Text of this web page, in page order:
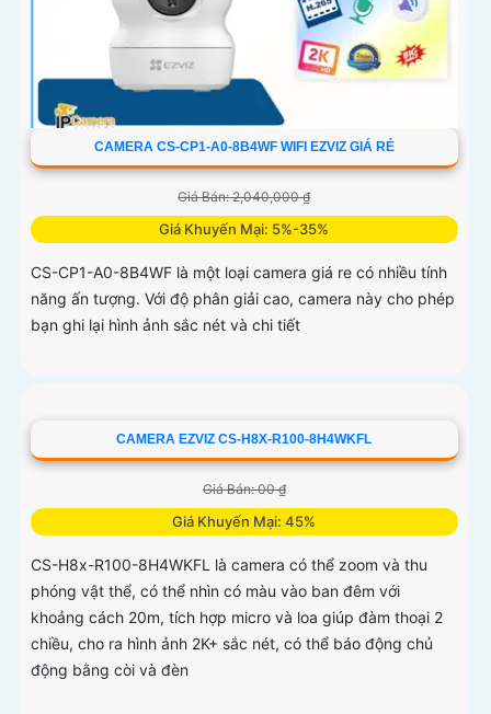
CAMERA CS-CP1-A0-8B4WF WIFI EZVIZ GIÁ RẺ
Giá Bán: 2,040,000 ₫
Giá Khuyến Mại: 5%-35%
CS-CP1-A0-8B4WF là một loại camera giá re có nhiều tính
năng ấn tượng. Với độ phân giải cao, camera này cho phép
bạn ghi lại hình ảnh sắc nét và chi tiết
CAMERA EZVIZ CS-H8X-R100-8H4WKFL
Giá Bán: 00 ₫
Giá Khuyến Mại: 45%
CS-H8x-R100-8H4WKFL là camera có thể zoom và thu
phóng vật thể, có thể nhìn có màu vào ban đêm với
khoảng cách 20m, tích hợp micro và loa giúp đàm thoại 2
chiều, cho ra hình ảnh 2K+ sắc nét, có thể báo động chủ
động bằng còi và đèn